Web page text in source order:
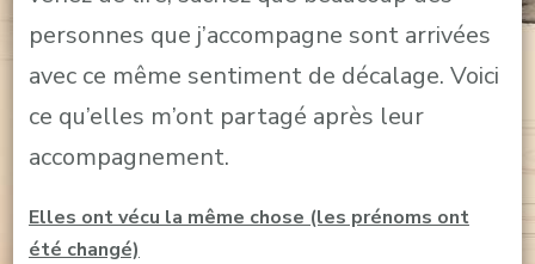
personnes que j’accompagne sont arrivées
avec ce même sentiment de décalage. Voici
ce qu’elles m’ont partagé après leur
accompagnement.
Elles ont vécu la même chose (les prénoms ont
été changé)